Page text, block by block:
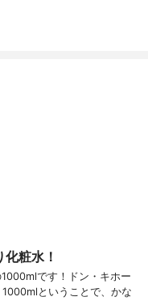
粧水！
です！ドン・キホー
ということで、かな